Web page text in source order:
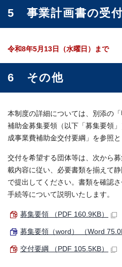
5 事業計画書の受
令和8年5月13日（水曜日）まで
6 その他
本制度の詳細については、別添の
補助金募集要領（以下「募集要領
成事業費補助金交付要綱」を参照と
交付を希望する団体等は、次から
載内容に従い、必要書類を揃えて
で提出してください。書類を確認
手続等について説明いたします。
募集要領 （PDF 160.9KB）
募集要領（word） （Word
交付要綱 （PDF 105.5KB）